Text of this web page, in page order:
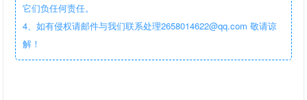
它们负任何责任。
4、如有侵权请邮件与我们联系处理2658014622@qq.com 敬请谅
解！